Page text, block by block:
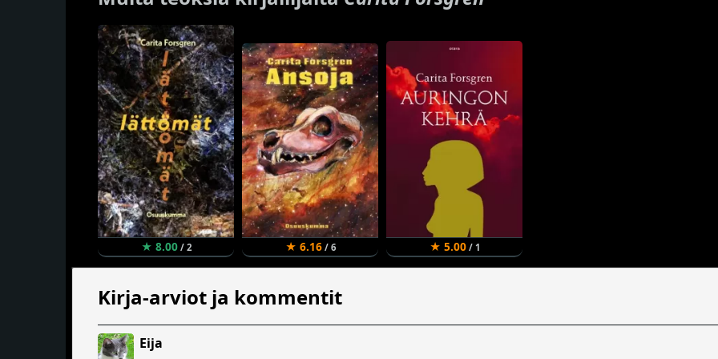
★ 8.00/ 2 ★ 6.16/ 6 ★ 5.00/ 1
Kirja-arviot ja kommentit
Eija